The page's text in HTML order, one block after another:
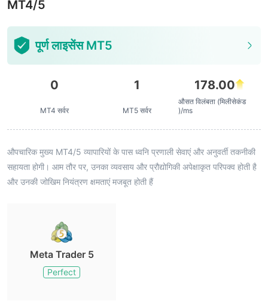
MT4/5
पूर्ण लाइसेंस MT5
0
MT4 सर्वर
1
MT5 सर्वर
178.00
औसत विलंबता (मिलीसेकंड
)/ms
औपचारिक मुख्य MT4/5 व्यापारियों के पास ध्वनि प्रणाली सेवाएं और अनुवर्ती तकनीकी
सहायता होगी। आम तौर पर, उनका व्यवसाय और प्रौद्योगिकी अपेक्षाकृत परिपक्व होती है
और उनकी जोखिम नियंत्रण क्षमताएं मजबूत होती हैं
Meta Trader 5
Perfect